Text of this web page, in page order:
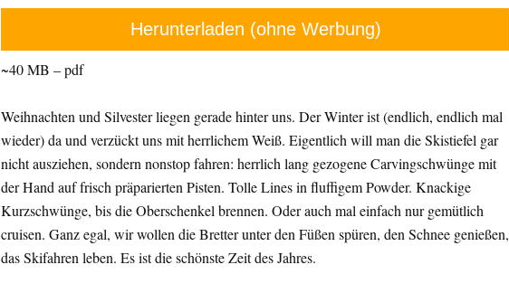
Herunterladen (ohne Werbung)
~40 MB – pdf
Weihnachten und Silvester liegen gerade hinter uns. Der Winter ist (endlich, endlich mal
wieder) da und verzückt uns mit herrlichem Weiß. Eigentlich will man die Skistiefel gar
nicht ausziehen, sondern nonstop fahren: herrlich lang gezogene Carvingschwünge mit
der Hand auf frisch präparierten Pisten. Tolle Lines in fluffigem Powder. Knackige
Kurzschwünge, bis die Oberschenkel brennen. Oder auch mal einfach nur gemütlich
cruisen. Ganz egal, wir wollen die Bretter unter den Füßen spüren, den Schnee genießen,
das Skifahren leben. Es ist die schönste Zeit des Jahres.